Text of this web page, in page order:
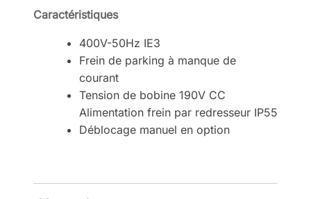
Caractéristiques
400V-50Hz IE3
Frein de parking à manque de
courant
Tension de bobine 190V CC
Alimentation frein par redresseur IP55
Déblocage manuel en option